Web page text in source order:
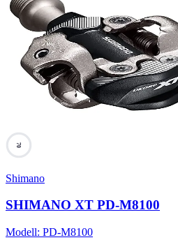
70
Shimano
SHIMANO XT PD-M8100
Modell: PD-M8100